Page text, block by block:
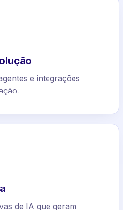
e integrações
de IA que geram